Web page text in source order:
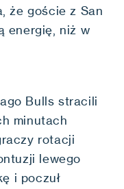
że goście z San
energię, niż w
Bulls stracili
minutach
rotacji
lewego
i poczuł